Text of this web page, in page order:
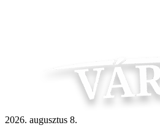
2026. augusztus 8.